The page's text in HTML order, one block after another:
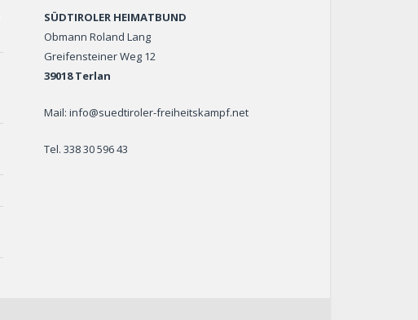
SÜDTIROLER HEIMATBUND
Obmann Roland Lang
Greifensteiner Weg 12
39018 Terlan
Mail: info@suedtiroler-freiheitskampf.net
Tel. 338 30 596 43